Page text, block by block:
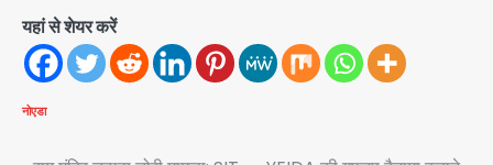
यहां से शेयर करें
नोएडा